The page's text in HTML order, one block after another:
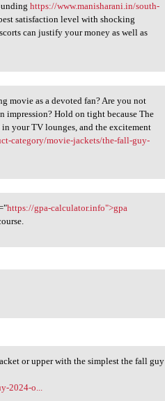
https://www.manisharani.in/south-
satisfaction level with shocking
can justify your money as well as
movie as a devoted fan? Are you not
impression? Hold on tight because The
your TV lounges, and the excitement
category/movie-jackets/the-fall-guy-
https://gpa-calculator.info">gpa
or upper with the simplest the fall guy
2024-o...